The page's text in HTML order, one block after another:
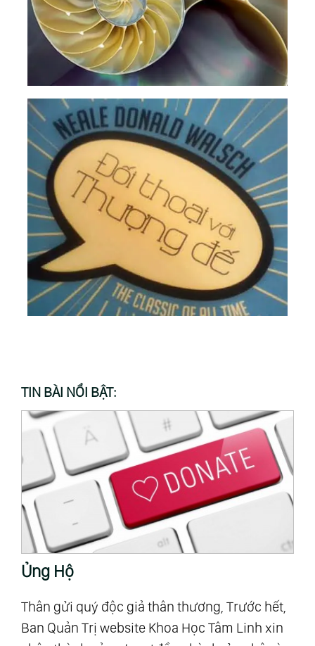
TIN BÀI NỔI BẬT:
Ủng Hộ
Thân gửi quý độc giả thân thương, Trước hết,
Ban Quản Trị website Khoa Học Tâm Linh xin